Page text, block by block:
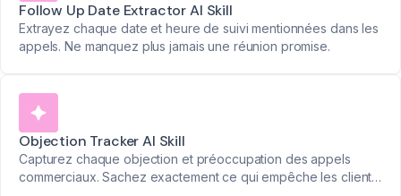
Follow Up Date Extractor AI Skill
Extrayez chaque date et heure de suivi mentionnées dans les
appels. Ne manquez plus jamais une réunion promise.
Objection Tracker AI Skill
Capturez chaque objection et préoccupation des appels
commerciaux. Sachez exactement ce qui empêche les clients